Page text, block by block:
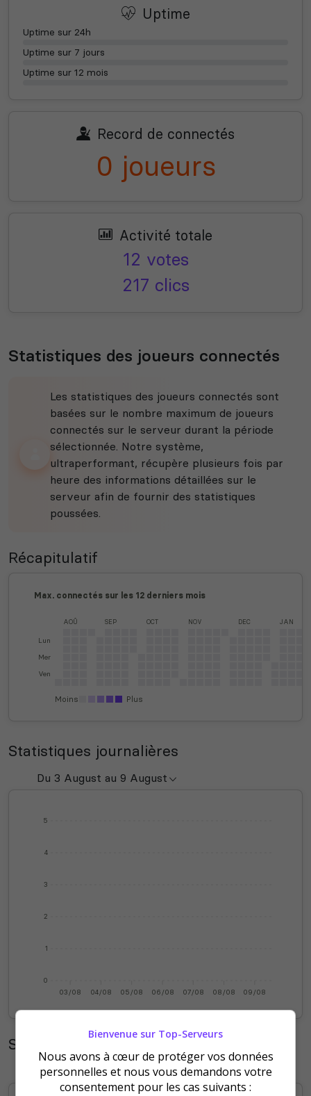
Uptime
Uptime sur 24h
Uptime sur 7 jours
Uptime sur 12 mois
Record de connectés
0 joueurs
Activité totale
12 votes
217 clics
Statistiques des joueurs connectés
Les statistiques des joueurs connectés sont
basées sur le nombre maximum de joueurs
connectés sur le serveur durant la période
sélectionnée. Notre système,
ultraperformant, récupère plusieurs fois par
heure des informations détaillées sur le
serveur afin de fournir des statistiques
poussées.
Récapitulatif
Max. connectés sur les 12 derniers mois
Lun
Mer
Ven
AOÛ SEP OCT NOV DEC JAN
Moins Plus
Statistiques journalières
0
1
2
3
4
5
03/08 04/08 05/08 06/08 07/08 08/08 09/08
Statistiques mensuelles
Bienvenue sur Top-Serveurs
Nous avons à cœur de protéger vos données
personnelles et nous vous demandons votre
consentement pour les cas suivants :